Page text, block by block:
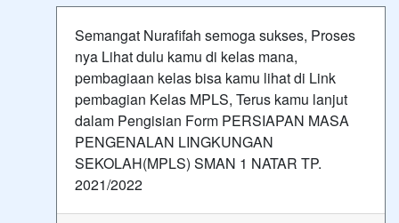
Semangat Nurafifah semoga sukses, Proses
nya Lihat dulu kamu di kelas mana,
pembagiaan kelas bisa kamu lihat di Link
pembagian Kelas MPLS, Terus kamu lanjut
dalam Pengisian Form PERSIAPAN MASA
PENGENALAN LINGKUNGAN
SEKOLAH(MPLS) SMAN 1 NATAR TP.
2021/2022